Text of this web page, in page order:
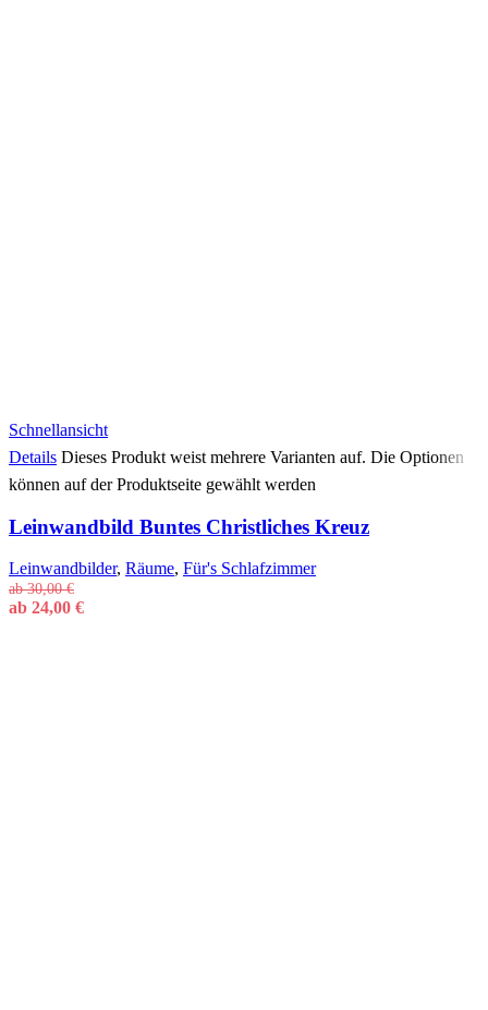
Schnellansicht
Details Dieses Produkt weist mehrere Varianten auf. Die Optionen
können auf der Produktseite gewählt werden
Leinwandbild Buntes Christliches Kreuz
Leinwandbilder, Räume, Für's Schlafzimmer
ab30,00€
ab 24,00 €